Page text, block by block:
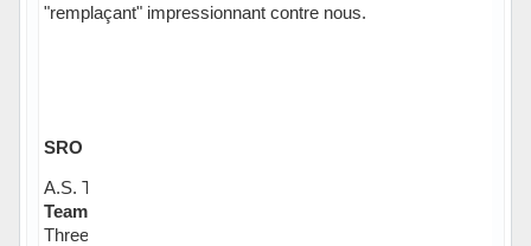
"remplaçant" impressionnant contre nous.
SRO L1 - Samsic
A.S. Trincamp (karambar / Cedric A / decapap)
Team Créac’h Gwen (Creac’h Team)
Three eyed raven (poisson sacha / Whym L)